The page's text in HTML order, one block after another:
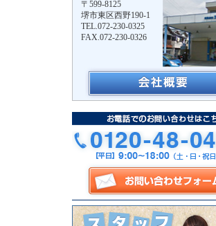
〒599-8125
堺市東区西野190-1
TEL.072-230-0325
FAX.072-230-0326